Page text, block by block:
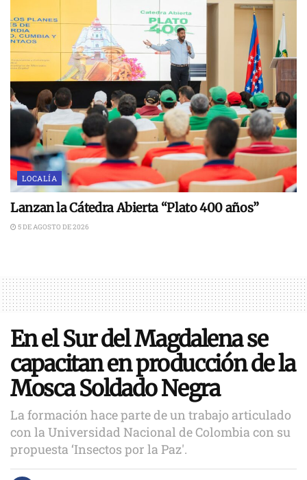
LOCALÍA
Lanzan la Cátedra Abierta “Plato 400 años”
5 DE AGOSTO DE 2026
En el Sur del Magdalena se
capacitan en producción de la
Mosca Soldado Negra
La formación hace parte de un trabajo articulado
con la Universidad Nacional de Colombia con su
propuesta ‘Insectos por la Paz'.